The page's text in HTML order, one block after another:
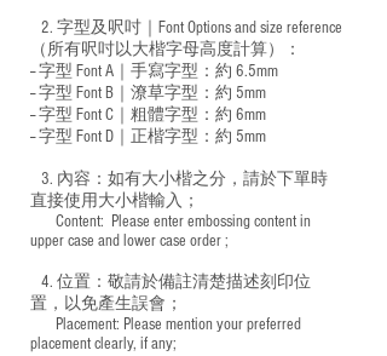
2. 字型及呎吋｜ Font Options and size reference
（所有呎吋以大楷字母高度計算）：
-- 字型 Font A｜手寫字型：約 6.5mm
-- 字型 Font B｜潦草字型： 約 5mm
-- 字型 Font C｜粗體字型：約 6mm
-- 字型 Font D｜正楷字型： 約 5mm
3. 內容：如有大小楷之分，請於下單時
直接使用大小楷輸入；
​ Content: Please enter embossing content in
upper case and lower case order ;
4. 位置：敬請於備註清楚描述刻印位
置，以免產生誤會；
​ Placement: Please mention your preferred
placement clearly, if any;